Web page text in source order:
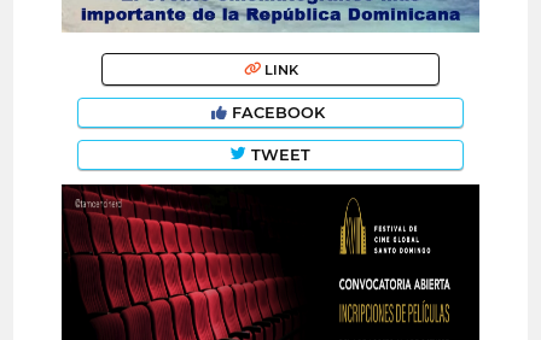
LINK
FACEBOOK
TWEET